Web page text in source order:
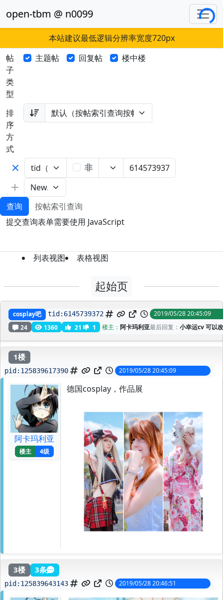
open-tbm @ n0099
本站建议最低逻辑分辨率宽度720px
帖
子
类
型
主题帖 回复帖 楼中楼
排
序
方
式
非
查询
按帖索引查询
提交查询表单需要使用 JavaScript
列表视图 表格视图
起始页
cosplay吧 德国cosplay，作品展
tid: 6145739372
2019/05/28 20:45:09
24
1360 21 1 楼主：阿卡玛利亚最后回复：小幸运cv 可以
1楼
pid: 125839617390 2019/05/28 20:45:09
阿卡玛利亚
楼主 4级
德国cosplay，作品展
3楼 3条
pid: 125839643143 2019/05/28 20:46:51